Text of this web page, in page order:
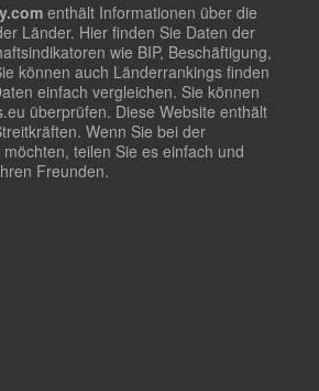
enthält Informationen über die
Länder. Hier finden Sie Daten der
wie BIP, Beschäftigung,
können auch Länderrankings finden
einfach vergleichen. Sie können
überprüfen. Diese Website enthält
Wenn Sie bei der
teilen Sie es einfach und
Freunden.